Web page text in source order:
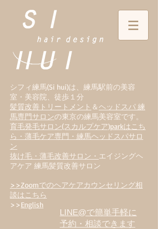
シフィ練馬(Si hui)は、 練馬駅前の美容
室・美容院、徒歩１分
髪質改善トリートメント ＆ヘッドスパ 練
馬専門サロンの東京の練馬美容室です。
育毛発毛サロン(スカルプケア)parkはこち
ら・薄毛ケア専門・練馬ヘッドスパサロ
ン
抜け毛・薄毛改善サロン・ エイジングヘ
アケア 練馬髪質改善サロン
>>Zoomでのヘアケアカウンセリング相
談はこちら
>>English
LINE@で簡単手軽に
予約・相談できます